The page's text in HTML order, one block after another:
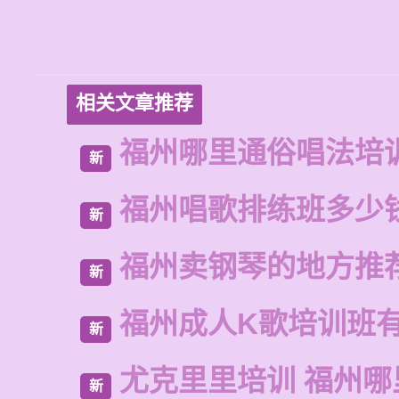
相关文章推荐
新 福州哪里通俗唱法培
新 福州唱歌排练班多少
新 福州卖钢琴的地方推
新 福州成人K歌培训班
新 尤克里里培训 福州